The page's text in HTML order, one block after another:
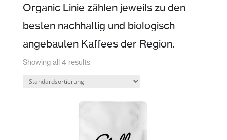
Organic Linie zählen jeweils zu den
besten nachhaltig und biologisch
angebauten Kaffees der Region.
Showing all 4 results